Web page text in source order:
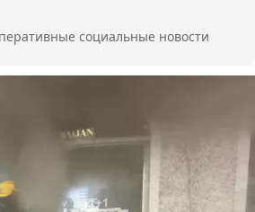
социальные новости